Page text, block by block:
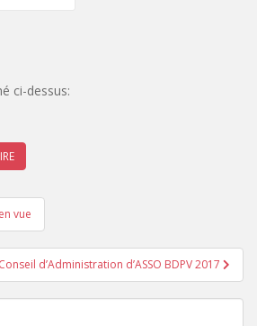
ci-dessus:
vue
d’Administration d’ASSO BDPV 2017